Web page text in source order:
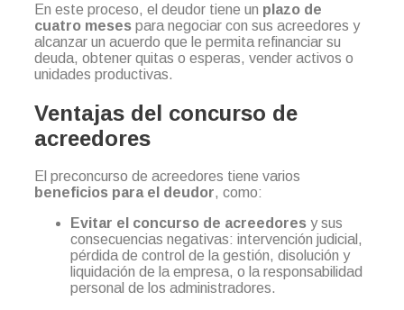
En este proceso, el deudor tiene un plazo de
cuatro meses para negociar con sus acreedores y
alcanzar un acuerdo que le permita refinanciar su
deuda, obtener quitas o esperas, vender activos o
unidades productivas.
Ventajas del concurso de
acreedores
El preconcurso de acreedores tiene varios
beneficios para el deudor, como:
Evitar el concurso de acreedores y sus
consecuencias negativas: intervención judicial,
pérdida de control de la gestión, disolución y
liquidación de la empresa, o la responsabilidad
personal de los administradores.